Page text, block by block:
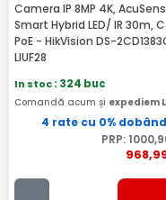
Camera IP 8MP 4K,
Smart Hybrid LED/ IR 30m,
PoE - HikVision DS-
LIUF28
In stoc: 324 buc
Comandă acum și expediem
4 rate cu 0%
PRP: 1000
968